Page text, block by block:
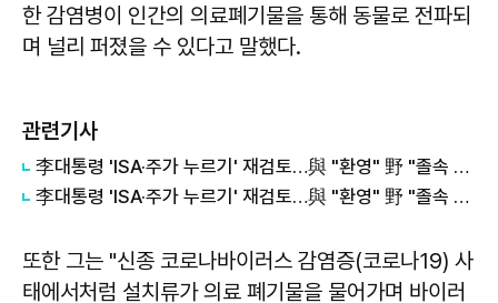
한 감염병이 인간의 의료폐기물을 통해 동물로 전파되
며 널리 퍼졌을 수 있다고 말했다.
관련기사
李대통령 'ISA·주가 누르기' 재검토…與 "환영" 野 "졸속 국정" 外
李대통령 'ISA·주가 누르기' 재검토…與 "환영" 野 "졸속 국정"
또한 그는 "신종 코로나바이러스 감염증(코로나19) 사
태에서처럼 설치류가 의료 폐기물을 물어가며 바이러